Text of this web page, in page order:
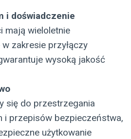
i doświadczenie
mają wieloletnie
zakresie przyłączy
wysoką jakość
się do przestrzegania
i przepisów bezpieczeństwa,
użytkowanie